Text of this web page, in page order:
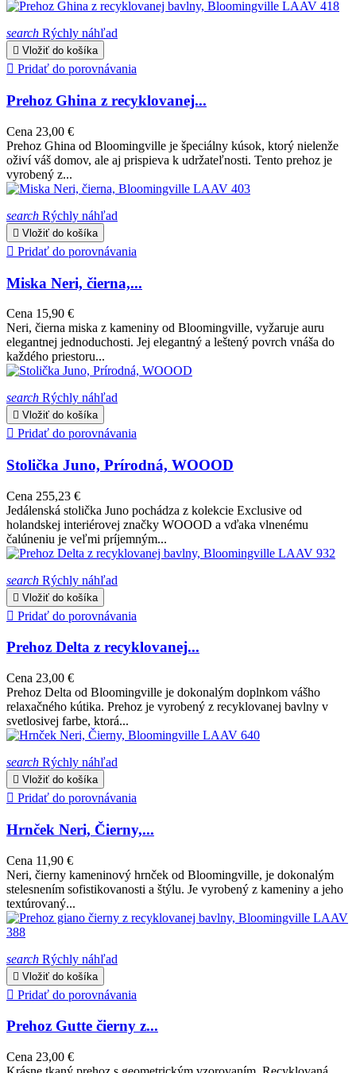
search Rýchly náhľad
 Vložiť do košíka
 Pridať do porovnávania
Prehoz Ghina z recyklovanej...
Cena 23,00 €
Prehoz Ghina od Bloomingville je špeciálny kúsok, ktorý nielenže
oživí váš domov, ale aj prispieva k udržateľnosti. Tento prehoz je
vyrobený z...
search Rýchly náhľad
 Vložiť do košíka
 Pridať do porovnávania
Miska Neri, čierna,...
Cena 15,90 €
Neri, čierna miska z kameniny od Bloomingville, vyžaruje auru
elegantnej jednoduchosti. Jej elegantný a leštený povrch vnáša do
každého priestoru...
search Rýchly náhľad
 Vložiť do košíka
 Pridať do porovnávania
Stolička Juno, Prírodná, WOOOD
Cena 255,23 €
Jedálenská stolička Juno pochádza z kolekcie Exclusive od
holandskej interiérovej značky WOOOD a vďaka vlnenému
čalúneniu je veľmi príjemným...
search Rýchly náhľad
 Vložiť do košíka
 Pridať do porovnávania
Prehoz Delta z recyklovanej...
Cena 23,00 €
Prehoz Delta od Bloomingville je dokonalým doplnkom vášho
relaxačného kútika. Prehoz je vyrobený z recyklovanej bavlny v
svetlosivej farbe, ktorá...
search Rýchly náhľad
 Vložiť do košíka
 Pridať do porovnávania
Hrnček Neri, Čierny,...
Cena 11,90 €
Neri, čierny kameninový hrnček od Bloomingville, je dokonalým
stelesnením sofistikovanosti a štýlu. Je vyrobený z kameniny a jeho
textúrovaný...
search Rýchly náhľad
 Vložiť do košíka
 Pridať do porovnávania
Prehoz Gutte čierny z...
Cena 23,00 €